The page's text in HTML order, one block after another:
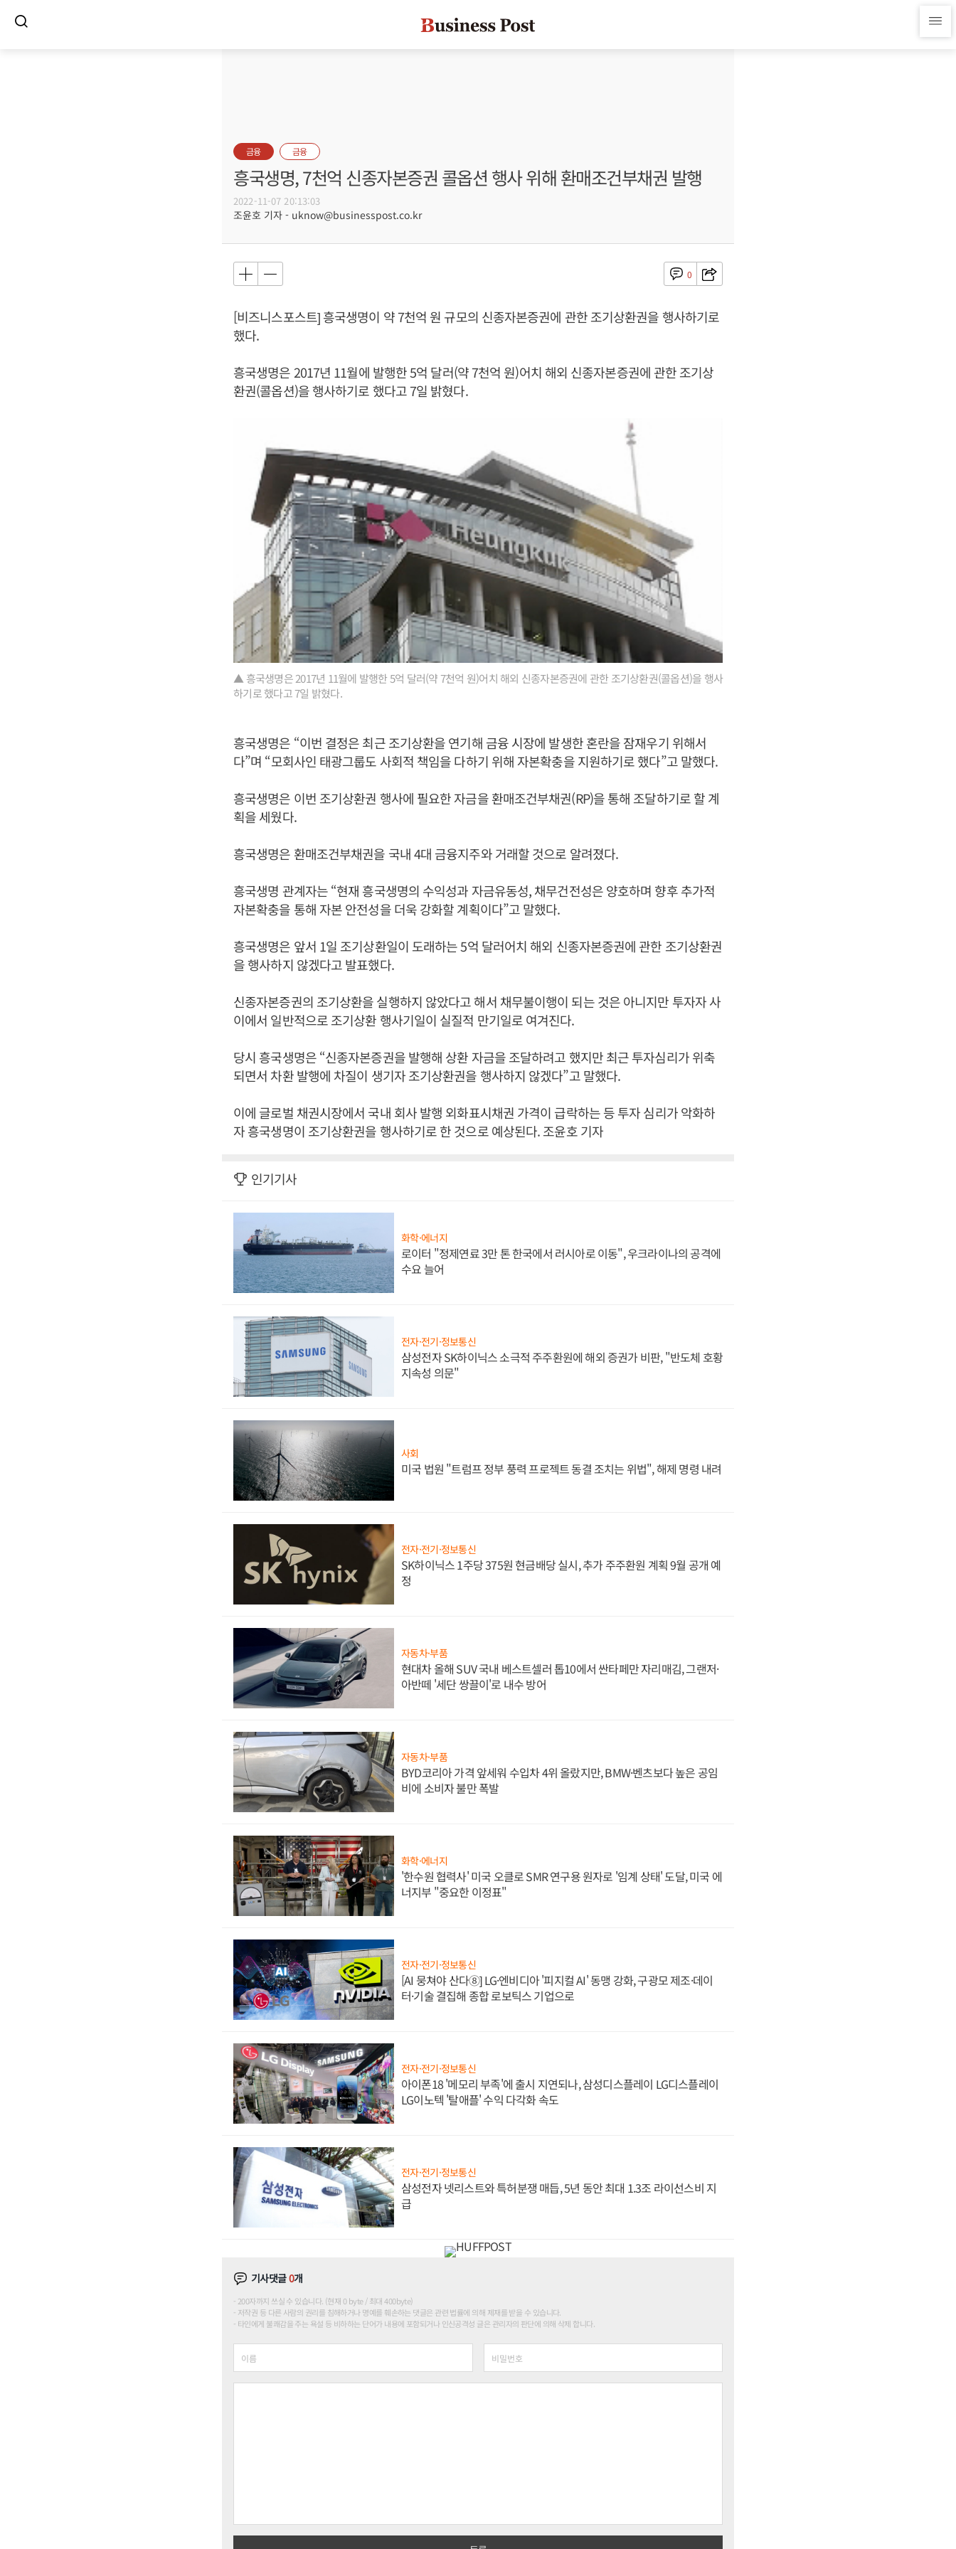
금융 금융
흥국생명, 7천억 신종자본증권 콜옵션 행사 위해 환매조건부채권 발행
2022-11-07 20:13:03
조윤호 기자 - uknow@businesspost.co.kr
0
[비즈니스포스트] 흥국생명이 약 7천억 원 규모의 신종자본증권에 관한 조기상환권을 행사하기로
했다.
흥국생명은 2017년 11월에 발행한 5억 달러(약 7천억 원)어치 해외 신종자본증권에 관한 조기상
환권(콜옵션)을 행사하기로 했다고 7일 밝혔다.
▲ 흥국생명은 2017년 11월에 발행한 5억 달러(약 7천억 원)어치 해외 신종자본증권에 관한 조기상환권(콜옵션)을 행사
하기로 했다고 7일 밝혔다.
흥국생명은 “이번 결정은 최근 조기상환을 연기해 금융 시장에 발생한 혼란을 잠재우기 위해서
다”며 “모회사인 태광그룹도 사회적 책임을 다하기 위해 자본확충을 지원하기로 했다”고 말했다.
흥국생명은 이번 조기상환권 행사에 필요한 자금을 환매조건부채권(RP)을 통해 조달하기로 할 계
획을 세웠다.
흥국생명은 환매조건부채권을 국내 4대 금융지주와 거래할 것으로 알려졌다.
흥국생명 관계자는 “현재 흥국생명의 수익성과 자금유동성, 채무건전성은 양호하며 향후 추가적
자본확충을 통해 자본 안전성을 더욱 강화할 계획이다”고 말했다.
흥국생명은 앞서 1일 조기상환일이 도래하는 5억 달러어치 해외 신종자본증권에 관한 조기상환권
을 행사하지 않겠다고 발표했다.
신종자본증권의 조기상환을 실행하지 않았다고 해서 채무불이행이 되는 것은 아니지만 투자자 사
이에서 일반적으로 조기상환 행사기일이 실질적 만기일로 여겨진다.
당시 흥국생명은 “신종자본증권을 발행해 상환 자금을 조달하려고 했지만 최근 투자심리가 위축
되면서 차환 발행에 차질이 생기자 조기상환권을 행사하지 않겠다”고 말했다.
이에 글로벌 채권시장에서 국내 회사 발행 외화표시채권 가격이 급락하는 등 투자 심리가 악화하
자 흥국생명이 조기상환권을 행사하기로 한 것으로 예상된다. 조윤호 기자
인기기사
화학·에너지
로이터 "정제연료 3만 톤 한국에서 러시아로 이동", 우크라이나의 공격에
수요 늘어
전자·전기·정보통신
삼성전자 SK하이닉스 소극적 주주환원에 해외 증권가 비판, "반도체 호황
지속성 의문"
사회
미국 법원 "트럼프 정부 풍력 프로젝트 동결 조치는 위법", 해제 명령 내려
전자·전기·정보통신
SK하이닉스 1주당 375원 현금배당 실시, 추가 주주환원 계획 9월 공개 예
정
자동차·부품
현대차 올해 SUV 국내 베스트셀러 톱10에서 싼타페만 자리매김, 그랜저·
아반떼 '세단 쌍끌이'로 내수 방어
자동차·부품
BYD코리아 가격 앞세워 수입차 4위 올랐지만, BMW·벤츠보다 높은 공임
비에 소비자 불만 폭발
화학·에너지
'한수원 협력사' 미국 오클로 SMR 연구용 원자로 '임계 상태' 도달, 미국 에
너지부 "중요한 이정표"
전자·전기·정보통신
[AI 뭉쳐야 산다⑧] LG·엔비디아 '피지컬 AI' 동맹 강화, 구광모 제조·데이
터·기술 결집해 종합 로보틱스 기업으로
전자·전기·정보통신
아이폰18 '메모리 부족'에 출시 지연되나, 삼성디스플레이 LG디스플레이
LG이노텍 '탈애플' 수익 다각화 속도
전자·전기·정보통신
삼성전자 넷리스트와 특허분쟁 매듭, 5년 동안 최대 1.3조 라이선스비 지
급
기사댓글0개
200자까지 쓰실 수 있습니다. (현재 0 byte / 최대 400byte)
저작권 등 다른 사람의 권리를 침해하거나 명예를 훼손하는 댓글은 관련 법률에 의해 제재를 받을 수 있습니다.
타인에게 불쾌감을 주는 욕설 등 비하하는 단어가 내용에 포함되거나 인신공격성 글은 관리자의 판단에 의해 삭제 합니다.